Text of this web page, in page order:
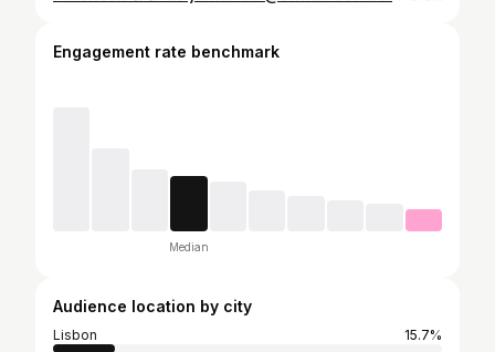
Engagement rate benchmark
Median
Audience location by city
Lisbon
15.7%